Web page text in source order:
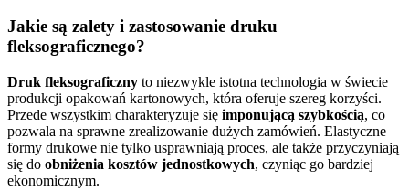
Jakie są zalety i zastosowanie druku
fleksograficznego?
Druk fleksograficzny to niezwykle istotna technologia w świecie
produkcji opakowań kartonowych, która oferuje szereg korzyści.
Przede wszystkim charakteryzuje się imponującą szybkością, co
pozwala na sprawne zrealizowanie dużych zamówień. Elastyczne
formy drukowe nie tylko usprawniają proces, ale także przyczyniają
się do obniżenia kosztów jednostkowych, czyniąc go bardziej
ekonomicznym.